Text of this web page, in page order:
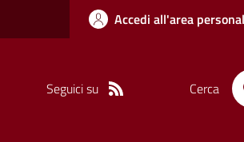
Accedi all'area
Seguici su Cerca